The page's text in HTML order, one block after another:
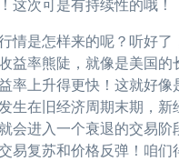
这次可是有持续性的哦！
情是怎样来的呢？听好了
益率熊陡，就像是美国的
率上升得更快！这就好像
生在旧经济周期末期，新
会进入一个衰退的交易阶
易复苏和价格反弹！咱们